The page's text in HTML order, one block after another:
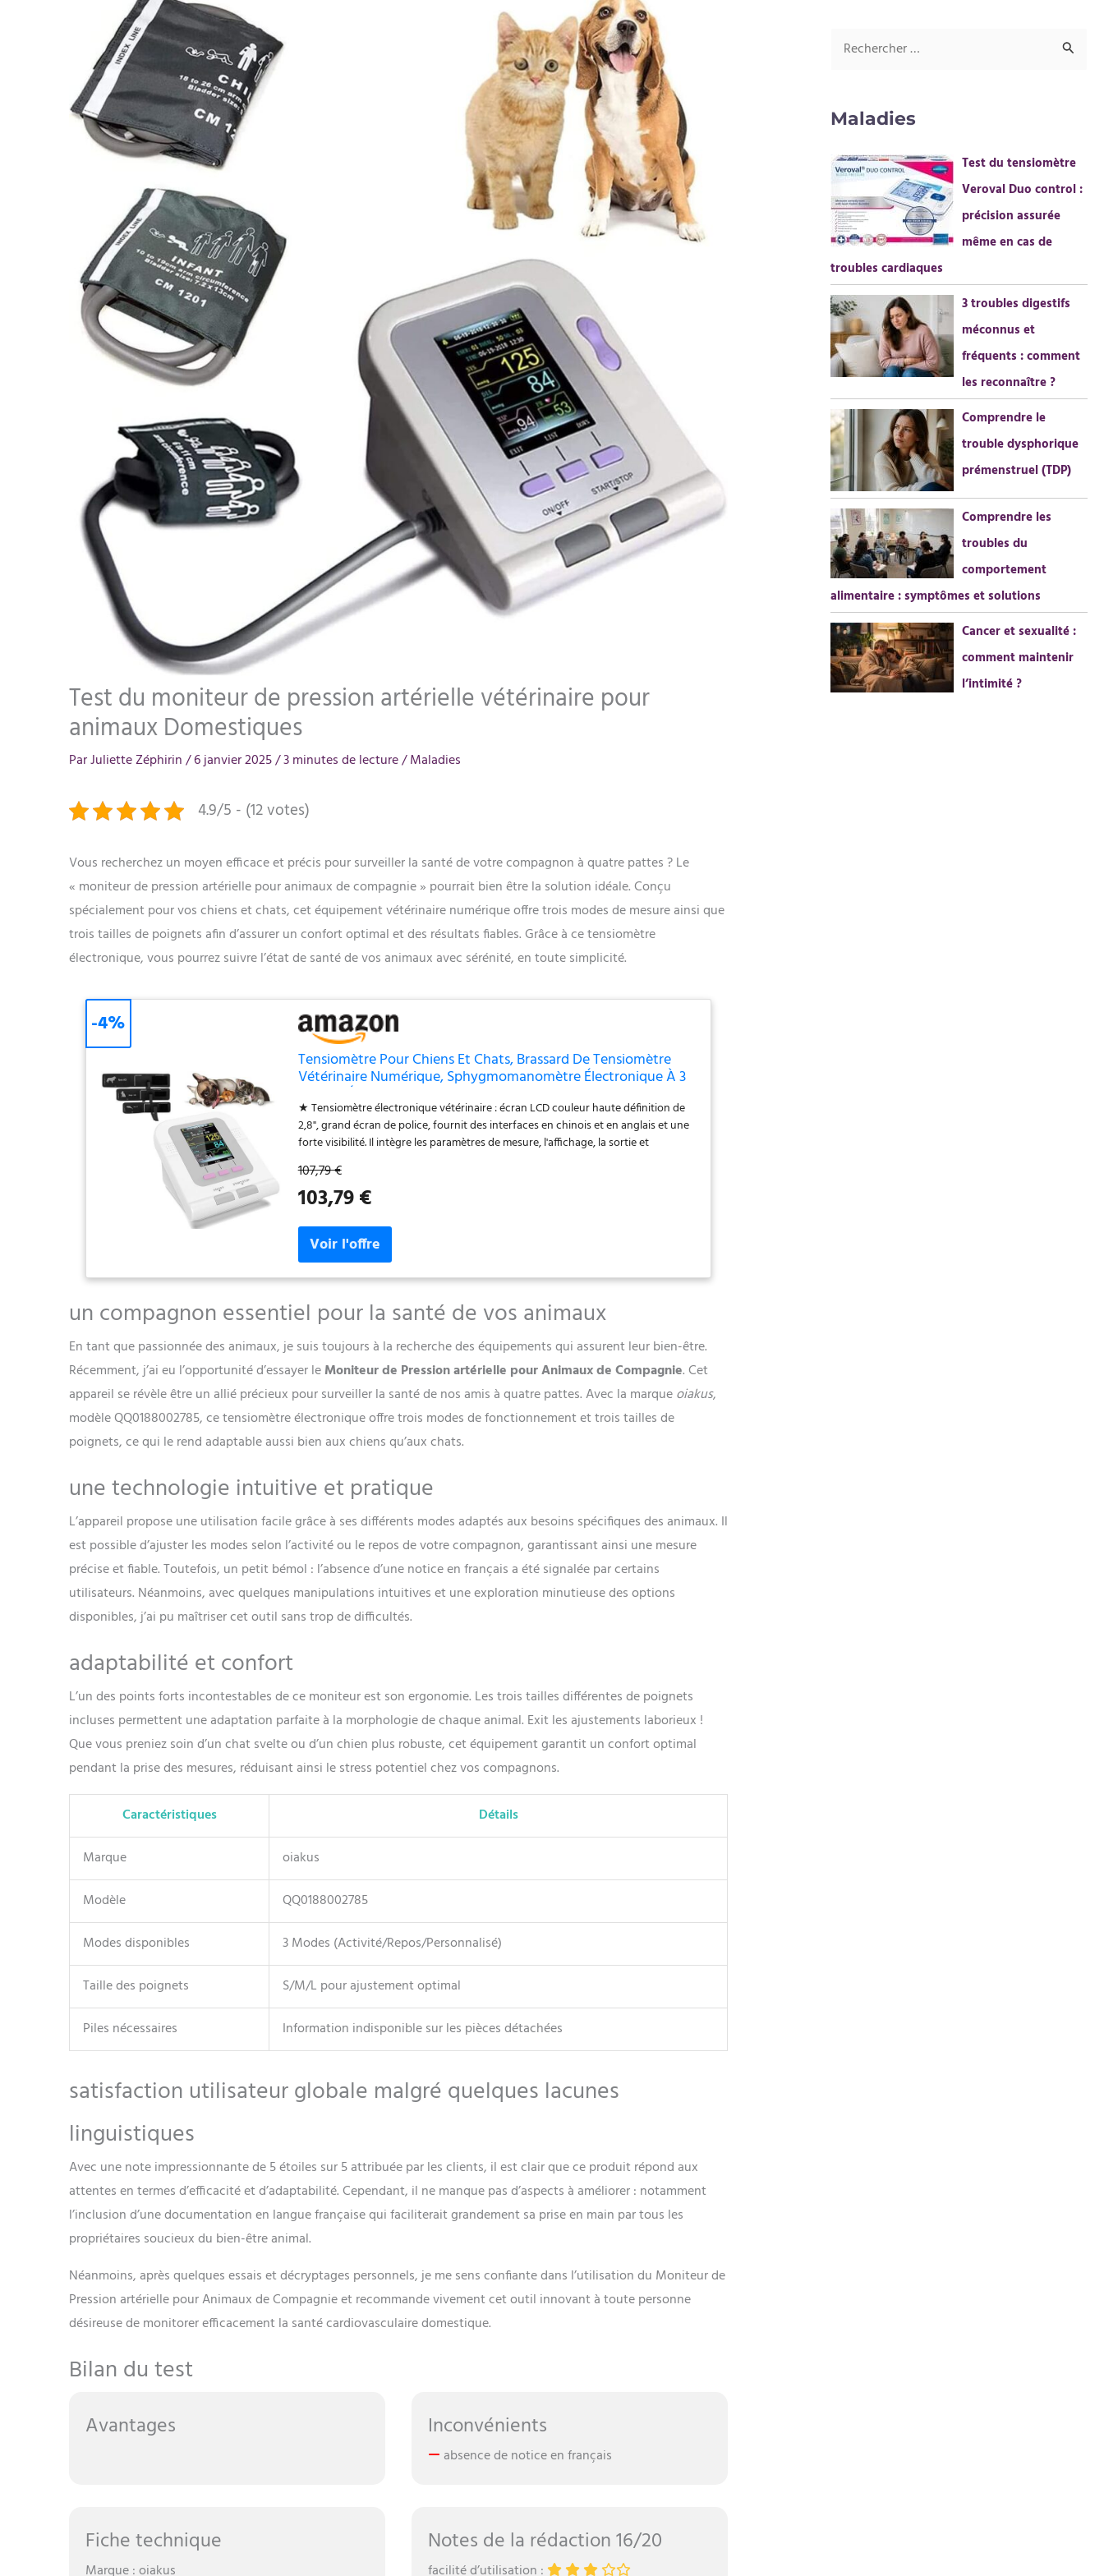
Test du moniteur de pression artérielle vétérinaire pour
animaux Domestiques
ParJuliette Zéphirin/6 janvier 2025/3 minutes de lecture/Maladies
4.9/5 - (12 votes)
Vous recherchez un moyen efficace et précis pour surveiller la santé de votre compagnon à quatre pattes ? Le
« moniteur de pression artérielle pour animaux de compagnie » pourrait bien être la solution idéale. Conçu
spécialement pour vos chiens et chats, cet équipement vétérinaire numérique offre trois modes de mesure ainsi que
trois tailles de poignets afin d’assurer un confort optimal et des résultats fiables. Grâce à ce tensiomètre
électronique, vous pourrez suivre l’état de santé de vos animaux avec sérénité, en toute simplicité.
Tensiomètre Pour Chiens Et Chats, Brassard De Tensiomètre
Vétérinaire Numérique, Sphygmomanomètre Électronique À 3
Modes, Écran LCD De 2,8 Pouces Et Mémoire De 100 Ensembles
De Données
★ Tensiomètre électronique vétérinaire : écran LCD couleur haute définition de
2,8", grand écran de police, fournit des interfaces en chinois et en anglais et une
forte visibilité. Il intègre les paramètres de mesure, l'affichage, la sortie et
haute performance, qui prend fortement en charge la solution de déviation de
type étape 08A-VET, et stocke 100 ensembles de données dans une grande
capacité, dont les données mesurées peuvent être examinées. ★3 modes de
brassard : Petit brassard : la circonférence du membre est inférieure à 13 cm,
brassard moyen : la circonférence du membre est de 8 à 26 cm, grand brassard :
la circonférence du membre est supérieure à 25 cm. Les poignets correspondants
peuvent être sélectionnés en fonction de différentes tailles d'animaux
une méthode de mesure de dégonflage oscillométrique en plusieurs étapes, avec
affichera un message d'erreur ★ Convient pour : animaux de compagnie,
hôpitaux vétérinaires, cliniques, fermes, etc. Chats/chiens/moutons/chevaux/
éléphants et autres animaux.
107,79 €
103,79 €
-4%
un compagnon essentiel pour la santé de vos animaux
En tant que passionnée des animaux, je suis toujours à la recherche des équipements qui assurent leur bien-être.
Récemment, j’ai eu l’opportunité d’essayer leMoniteur de Pression artérielle pour Animaux de Compagnie. Cet
appareil se révèle être un allié précieux pour surveiller la santé de nos amis à quatre pattes. Avec la marqueoiakus,
modèle QQ0188002785, ce tensiomètre électronique offre trois modes de fonctionnement et trois tailles de
poignets, ce qui le rend adaptable aussi bien aux chiens qu’aux chats.
une technologie intuitive et pratique
L’appareil propose une utilisation facile grâce à ses différents modes adaptés aux besoins spécifiques des animaux. Il
est possible d’ajuster les modes selon l’activité ou le repos de votre compagnon, garantissant ainsi une mesure
précise et fiable. Toutefois, un petit bémol : l’absence d’une notice en français a été signalée par certains
utilisateurs. Néanmoins, avec quelques manipulations intuitives et une exploration minutieuse des options
disponibles, j’ai pu maîtriser cet outil sans trop de difficultés.
adaptabilité et confort
L’un des points forts incontestables de ce moniteur est son ergonomie. Les trois tailles différentes de poignets
incluses permettent une adaptation parfaite à la morphologie de chaque animal. Exit les ajustements laborieux !
Que vous preniez soin d’un chat svelte ou d’un chien plus robuste, cet équipement garantit un confort optimal
pendant la prise des mesures, réduisant ainsi le stress potentiel chez vos compagnons.
Caractéristiques
Détails
Marque
oiakus
Modèle
QQ0188002785
Modes disponibles
3 Modes (Activité/Repos/Personnalisé)
Taille des poignets
S/M/L pour ajustement optimal
Piles nécessaires
Information indisponible sur les pièces détachées
satisfaction utilisateur globale malgré quelques lacunes
linguistiques
Avec une note impressionnante de 5 étoiles sur 5 attribuée par les clients, il est clair que ce produit répond aux
attentes en termes d’efficacité et d’adaptabilité. Cependant, il ne manque pas d’aspects à améliorer : notamment
l’inclusion d’une documentation en langue française qui faciliterait grandement sa prise en main par tous les
propriétaires soucieux du bien-être animal.
Néanmoins, après quelques essais et décryptages personnels, je me sens confiante dans l’utilisation du Moniteur de
Pression artérielle pour Animaux de Compagnie et recommande vivement cet outil innovant à toute personne
désireuse de monitorer efficacement la santé cardiovasculaire domestique.
Bilan du test
Avantages Inconvénients
absence de notice en français
Fiche technique
Marque : oiakus
Notes de la rédaction 16/20
facilité d’utilisation :
h
e
c
h
e
r
:
Maladies
Test du tensiomètre
Veroval Duo control :
précision assurée
même en cas de
troubles cardiaques
3 troubles digestifs
méconnus et
fréquents : comment
les reconnaître ?
Comprendre le
trouble dysphorique
prémenstruel (TDP)
Comprendre les
troubles du
comportement
alimentaire : symptômes et solutions
Cancer et sexualité :
comment maintenir
l’intimité ?